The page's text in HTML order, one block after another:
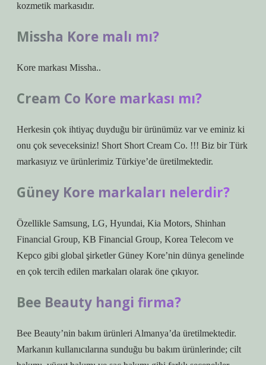
kozmetik markasıdır.
Missha Kore malı mı?
Kore markası Missha..
Cream Co Kore markası mı?
Herkesin çok ihtiyaç duyduğu bir ürünümüz var ve eminiz ki
onu çok seveceksiniz! Short Short Cream Co. !!! Biz bir Türk
markasıyız ve ürünlerimiz Türkiye’de üretilmektedir.
Güney Kore markaları nelerdir?
Özellikle Samsung, LG, Hyundai, Kia Motors, Shinhan
Financial Group, KB Financial Group, Korea Telecom ve
Kepco gibi global şirketler Güney Kore’nin dünya genelinde
en çok tercih edilen markaları olarak öne çıkıyor.
Bee Beauty hangi firma?
Bee Beauty’nin bakım ürünleri Almanya’da üretilmektedir.
Markanın kullanıcılarına sunduğu bu bakım ürünlerinde; cilt